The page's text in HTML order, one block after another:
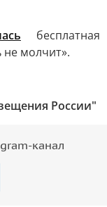
бесплатная
не молчит».
России"
канал